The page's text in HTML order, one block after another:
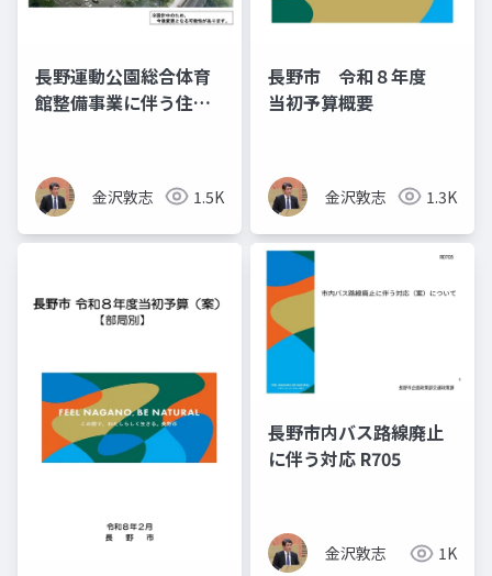
長野運動公園総合体育
館整備事業に伴う住民
金沢敦志 1.5K
長野市 令和８年度
当初予算概要
金沢敦志 1.3K
長野市内バス路線廃止
に伴う対応 R705
金沢敦志 1K